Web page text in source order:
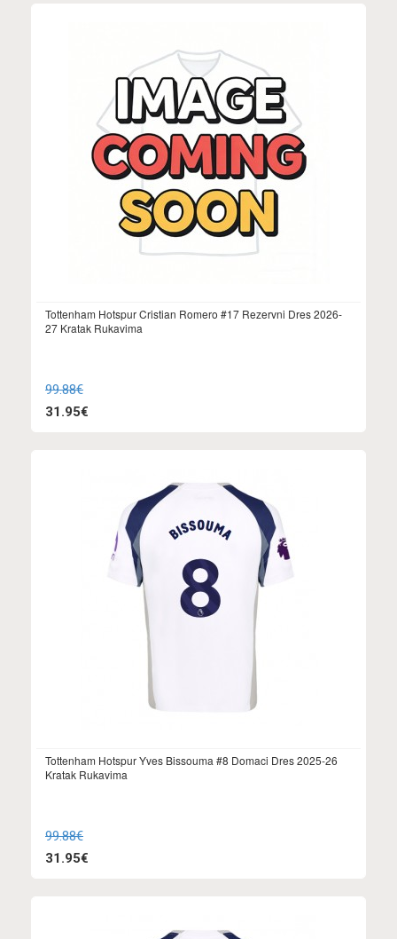
Tottenham Hotspur Cristian Romero #17 Rezervni Dres 2026-
27 Kratak Rukavima
99.88€
31.95€
Tottenham Hotspur Yves Bissouma #8 Domaci Dres 2025-26
Kratak Rukavima
99.88€
31.95€